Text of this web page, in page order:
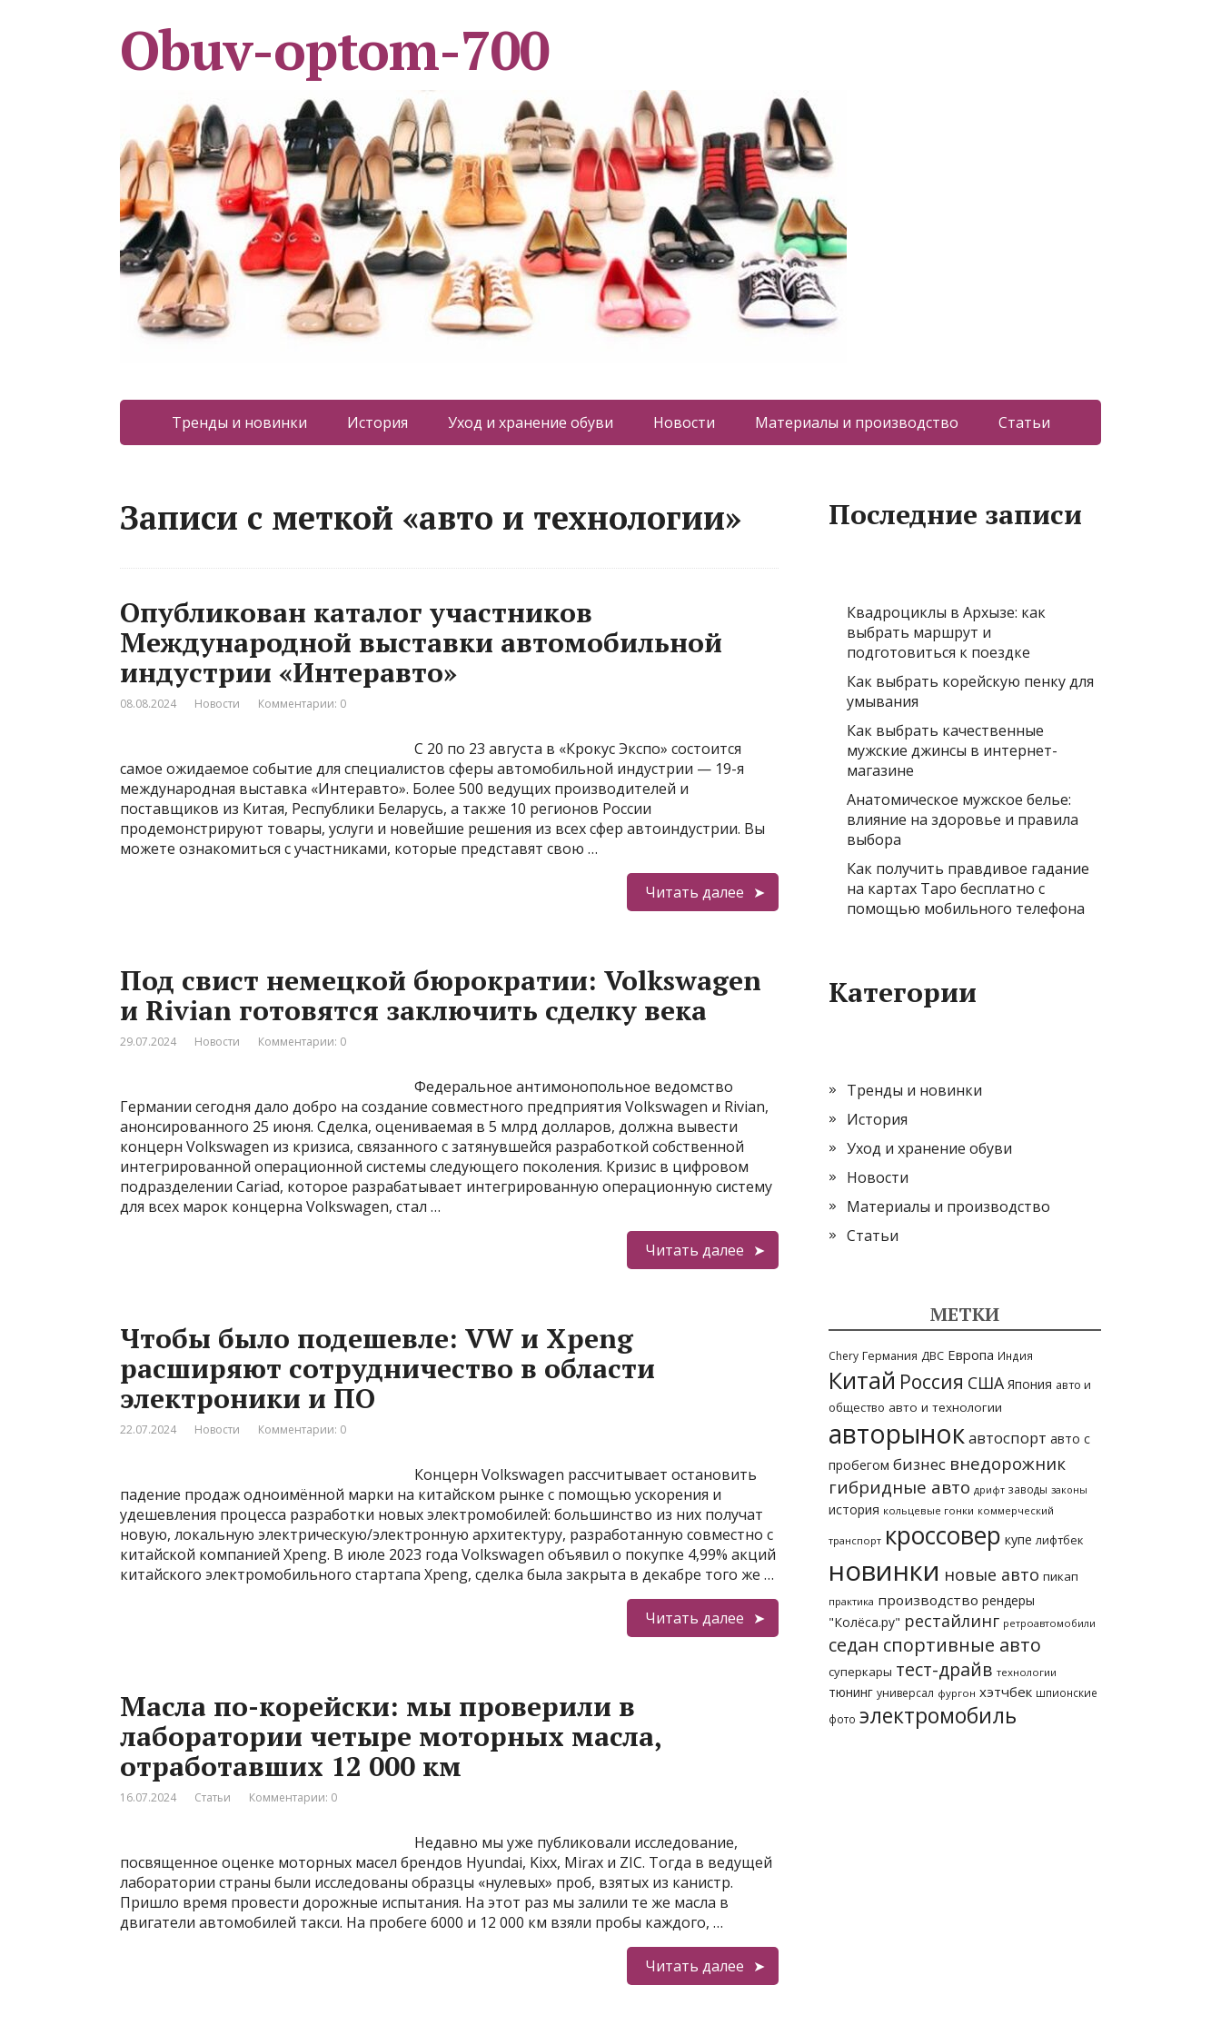
Obuv-optom-700
Тренды и новинки История Уход и хранение обуви Новости Материалы и производство Статьи
Записи с меткой «авто и технологии»
Опубликован каталог участников
Международной выставки автомобильной
индустрии «Интеравто»
08.08.2024 Новости Комментарии: 0
С 20 по 23 августа в «Крокус Экспо» состоится
самое ожидаемое событие для специалистов сферы автомобильной индустрии — 19-я
международная выставка «Интеравто». Более 500 ведущих производителей и
поставщиков из Китая, Республики Беларусь, а также 10 регионов России
продемонстрируют товары, услуги и новейшие решения из всех сфер автоиндустрии. Вы
можете ознакомиться с участниками, которые представят свою …
Читать далее
Под свист немецкой бюрократии: Volkswagen
и Rivian готовятся заключить сделку века
29.07.2024 Новости Комментарии: 0
Федеральное антимонопольное ведомство
Германии сегодня дало добро на создание совместного предприятия Volkswagen и Rivian,
анонсированного 25 июня. Сделка, оцениваемая в 5 млрд долларов, должна вывести
концерн Volkswagen из кризиса, связанного с затянувшейся разработкой собственной
интегрированной операционной системы следующего поколения. Кризис в цифровом
подразделении Cariad, которое разрабатывает интегрированную операционную систему
для всех марок концерна Volkswagen, стал …
Читать далее
Чтобы было подешевле: VW и Xpeng
расширяют сотрудничество в области
электроники и ПО
22.07.2024 Новости Комментарии: 0
Концерн Volkswagen рассчитывает остановить
падение продаж одноимённой марки на китайском рынке с помощью ускорения и
удешевления процесса разработки новых электромобилей: большинство из них получат
новую, локальную электрическую/электронную архитектуру, разработанную совместно с
китайской компанией Xpeng. В июле 2023 года Volkswagen объявил о покупке 4,99% акций
китайского электромобильного стартапа Xpeng, сделка была закрыта в декабре того же …
Читать далее
Масла по-корейски: мы проверили в
лаборатории четыре моторных масла,
отработавших 12 000 км
16.07.2024 Статьи Комментарии: 0
Недавно мы уже публиковали исследование,
посвященное оценке моторных масел брендов Hyundai, Kixx, Mirax и ZIC. Тогда в ведущей
лаборатории страны были исследованы образцы «нулевых» проб, взятых из канистр.
Пришло время провести дорожные испытания. На этот раз мы залили те же масла в
двигатели автомобилей такси. На пробеге 6000 и 12 000 км взяли пробы каждого, …
Читать далее
Последние записи
Квадроциклы в Архызе: как
выбрать маршрут и
подготовиться к поездке
Как выбрать корейскую пенку для
умывания
Как выбрать качественные
мужские джинсы в интернет-
магазине
Анатомическое мужское белье:
влияние на здоровье и правила
выбора
Как получить правдивое гадание
на картах Таро бесплатно с
помощью мобильного телефона
Категории
Тренды и новинки
История
Уход и хранение обуви
Новости
Материалы и производство
Статьи
МЕТКИ
Chery Германия ДВС Европа Индия
Китай Россия США Япония авто и
общество авто и технологии
авторынокавтоспорт авто с
пробегом бизнес внедорожник
гибридные авто дрифт заводы законы
история кольцевые гонки коммерческий
транспорт кроссовер купе лифтбек
новинки новые авто пикап
практика производство рендеры
"Колёса.ру" рестайлинг ретроавтомобили
седан спортивные авто
суперкары тест-драйв технологии
тюнинг универсал фургон хэтчбек шпионские
фото электромобиль